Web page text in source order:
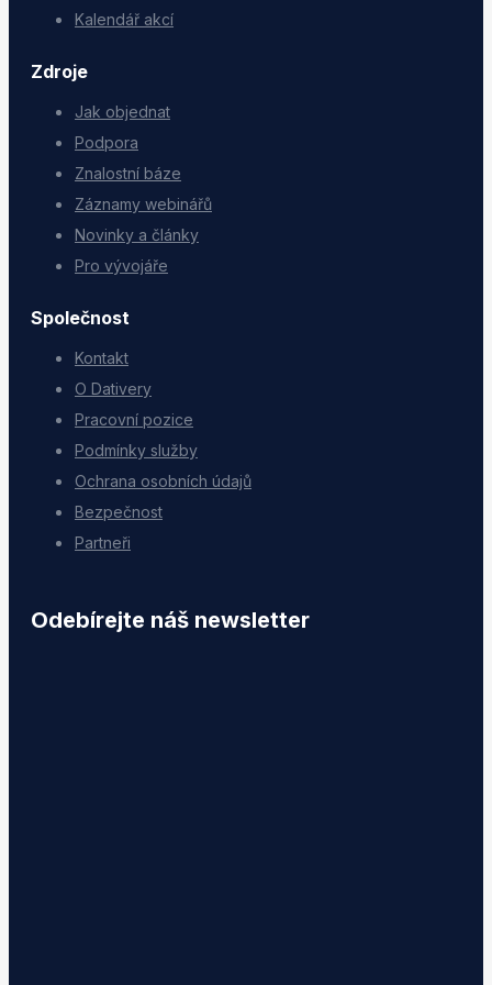
Kalendář akcí
Zdroje
Jak objednat
Podpora
Znalostní báze
Záznamy webinářů
Novinky a články
Pro vývojáře
Společnost
Kontakt
O Dativery
Pracovní pozice
Podmínky služby
Ochrana osobních údajů
Bezpečnost
Partneři
Odebírejte náš newsletter